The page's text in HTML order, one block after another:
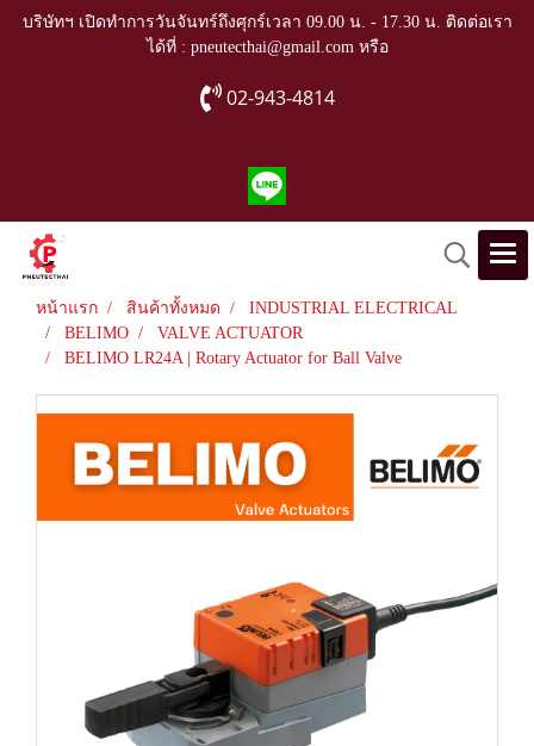
บริษัทฯ เปิดทำการวันจันทร์ถึงศุกร์เวลา 09.00 น. - 17.30 น. ติดต่อเรา
ได้ที่ : pneutecthai@gmail.com หรือ
02-943-4814
หน้าแรก สินค้าทั้งหมด
INDUSTRIAL ELECTRICAL
BELIMO
VALVE ACTUATOR
BELIMO LR24A | Rotary Actuator for Ball Valve